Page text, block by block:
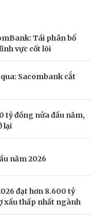
Tái phân bổ
vực cốt lõi
Sacombank cắt
tỷ đồng nửa đầu năm,
lại
năm 2026
đạt hơn 8.600 tỷ
xấu thấp nhất ngành